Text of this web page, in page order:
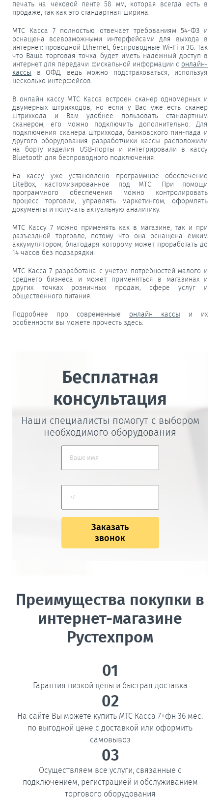
печать на чековой ленте 58 мм, которая всегда есть в
продаже, так как это стандартная ширина.
МТС Касса 7 полностью отвечает требованиям 54-ФЗ и
оснащена всевозможными интерфейсами для выхода в
интернет: проводной Ethernet, беспроводные Wi-Fi и 3G. Так
что Ваша торговая точка будет иметь надёжный доступ в
интернет для передачи фискальной информации с онлайн-
кассы в ОФД, ведь можно подстраховаться, используя
несколько интерфейсов.
В онлайн кассу МТС Касса встроен сканер одномерных и
двумерных штрихкодов, но если у Вас уже есть сканер
штрихкода и Вам удобнее пользовать стандартным
сканером, его можно подключить дополнительно. Для
подключения сканера штрихкода, банковского пин-пада и
другого оборудования разработчики кассы расположили
на борту изделия USB-порты и интегрировали в кассу
Bluetooth для беспроводного подключения.
На кассу уже установлено программное обеспечение
LiteBox, кастомизированное под МТС. При помощи
программного обеспечения можно контролировать
процесс торговли, управлять маркетингом, оформлять
документы и получать актуальную аналитику.
МТС Кассу 7 можно применять как в магазине, так и при
разъездной торговле, потому что она оснащена ёмким
аккумулятором, благодаря которому может проработать до
14 часов без подзарядки.
МТС Касса 7 разработана с учётом потребностей малого и
среднего бизнеса и может применяться в магазинах и
других точках розничных продаж, сфере услуг и
общественного питания.
Подробнее про современные онлайн кассы и их
особенности вы можете прочесть здесь.
Бесплатная
консультация
Наши специалисты помогут с выбором
необходимого оборудования
Заказать
звонок
Преимущества покупки в
интернет-магазине
Рустехпром
01
Гарантия низкой цены и быстрая доставка
02
На сайте Вы можете купить МТС Касса 7+фн 36 мес.
по выгодной цене с доставкой или оформить
самовывоз
03
Осуществляем все услуги, связанные с
подключением, регистрацией и обслуживанием
торгового оборудования